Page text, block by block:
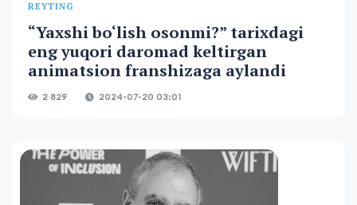
REYTING
“Yaxshi bo‘lish osonmi?” tarixdagi
eng yuqori daromad keltirgan
animatsion franshizaga aylandi
2 829 2024-07-20 03:01